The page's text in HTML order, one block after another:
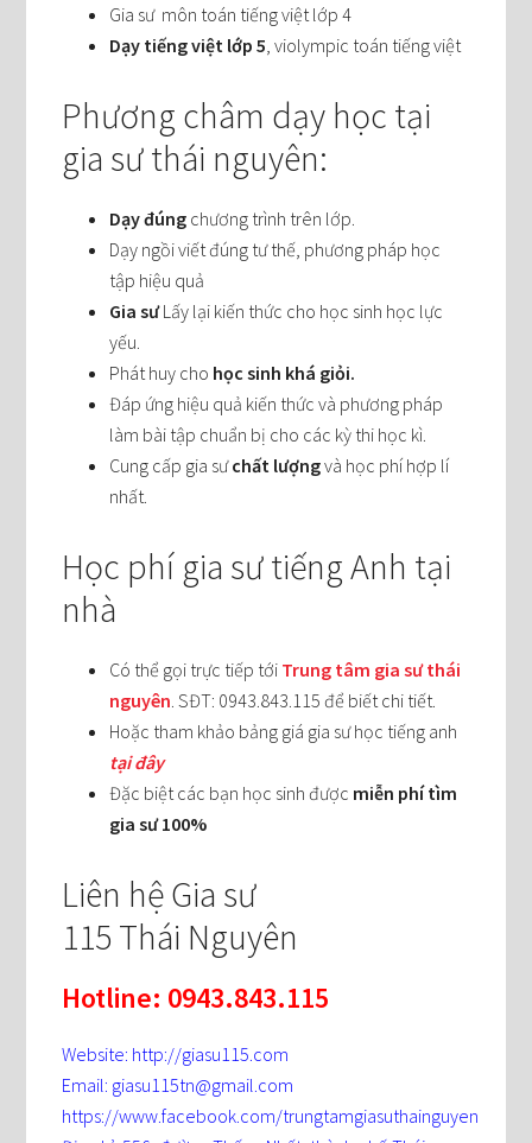
Gia sư môn toán tiếng việt lớp 4
Dạy tiếng việt lớp 5 , violympic toán tiếng việt
Phương châm dạy học tại
gia sư thái nguyên:
Dạy đúng chương trình trên lớp.
Dạy ngồi viết đúng tư thế, phương pháp học
tập hiệu quả
Gia sưLấy lại kiến thức cho học sinh học lực
yếu.
Phát huy cho học sinh khá giỏi.
Đáp ứng hiệu quả kiến thức và phương pháp
làm bài tập chuẩn bị cho các kỳ thi học kì.
Cung cấp gia sưchất lượngvà học phí hợp lí
nhất.
Học phí gia sư tiếng Anh tại
nhà
Có thể gọi trực tiếp tới Trung tâm gia sư thái
nguyên . SĐT: 0943.843.115 để biết chi tiết.
Hoặc tham khảo bảng giá gia sư học tiếng anh
tại đây
Đặc biệt các bạn học sinh được miễn phí tìm
gia sư 100%
Liên hệ Gia sư
115 Thái Nguyên
Hotline: 0943.843.115
Website: http://giasu115.com
Email: giasu115tn@gmail.com
https://www.facebook.com/trungtamgiasuthainguyen